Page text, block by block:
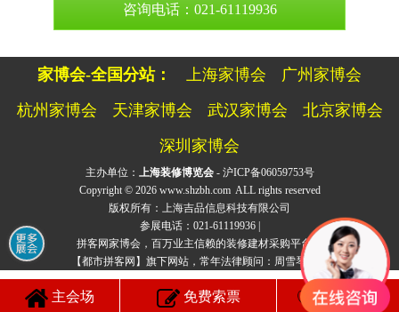
主会场 免费索票 电话咨询
咨询电话：021-61119936
家博会-全国分站： 上海家博会
广州家博会
杭州家博会
天津家博会 武汉家博会
北京家博会
深圳家博会
主办单位： 上海装修博览会- 沪ICP备06059753号
Copyright © 2026 www.shzbh.comALL rights reserved
版权所有：上海吉品信息科技有限公司
参展电话：021-61119936 |
拼客网家博会，百万业主信赖的装修建材采购平台！
【都市拼客网】旗下网站，常年法律顾问：周雪琴律师